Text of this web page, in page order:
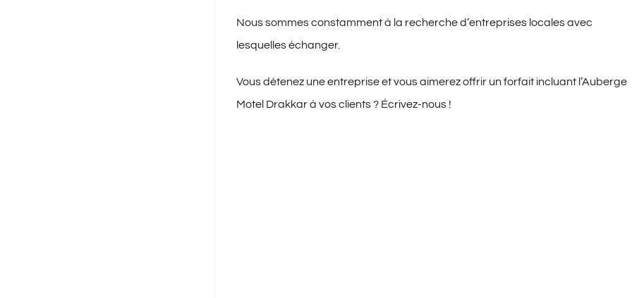
Nous sommes constamment à la recherche d’entreprises locales avec
lesquelles échanger.
Vous détenez une entreprise et vous aimerez offrir un forfait incluant l’Auberge
Motel Drakkar à vos clients ? Écrivez-nous !